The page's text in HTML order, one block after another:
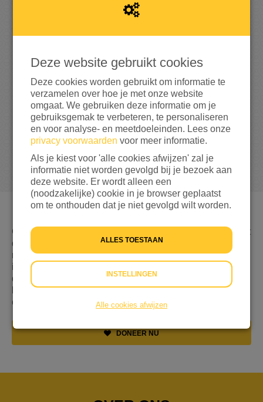
0
bereikt van mijn streefbedrag
Gevlucht voor geweld, nergens welkom en niet weten wat
de toekomst brengt. Dat is de realiteit voor miljoenen
mensen op de vlucht. Hulp is keihard nodig. En jij kan
iets doen. Ga daarom samen met ons aan de bak tijdens
de Week van de Vluchteling van 12 t/m 18 juni. Dit is dé
kans om te laten zien dat ook jij vluchtelingen wereldwijd
een warm hart toedraagt!
DONEER NU
Deze website gebruikt cookies
Deze cookies worden gebruikt om informatie te
verzamelen over hoe je met onze website
omgaat. We gebruiken deze informatie om je
gebruiksgemak te verbeteren, te personaliseren
en voor analyse- en meetdoeleinden. Lees onze
privacy voorwaarden voor meer informatie.
Als je kiest voor 'alle cookies afwijzen' zal je
informatie niet worden gevolgd bij je bezoek aan
deze website. Er wordt alleen een
(noodzakelijke) cookie in je browser geplaatst
om te onthouden dat je niet gevolgd wilt worden.
ALLES TOESTAAN
INSTELLINGEN
Alle cookies afwijzen